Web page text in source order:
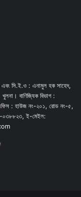
এবং সি.ই.ও : এনামুল হক সাহেদ,
বাণিজ্যিক বিভাগ :
: হাউজ নং-২০১, রোড নং-৫,
০৩৮৮২৩, ই-মেইল: